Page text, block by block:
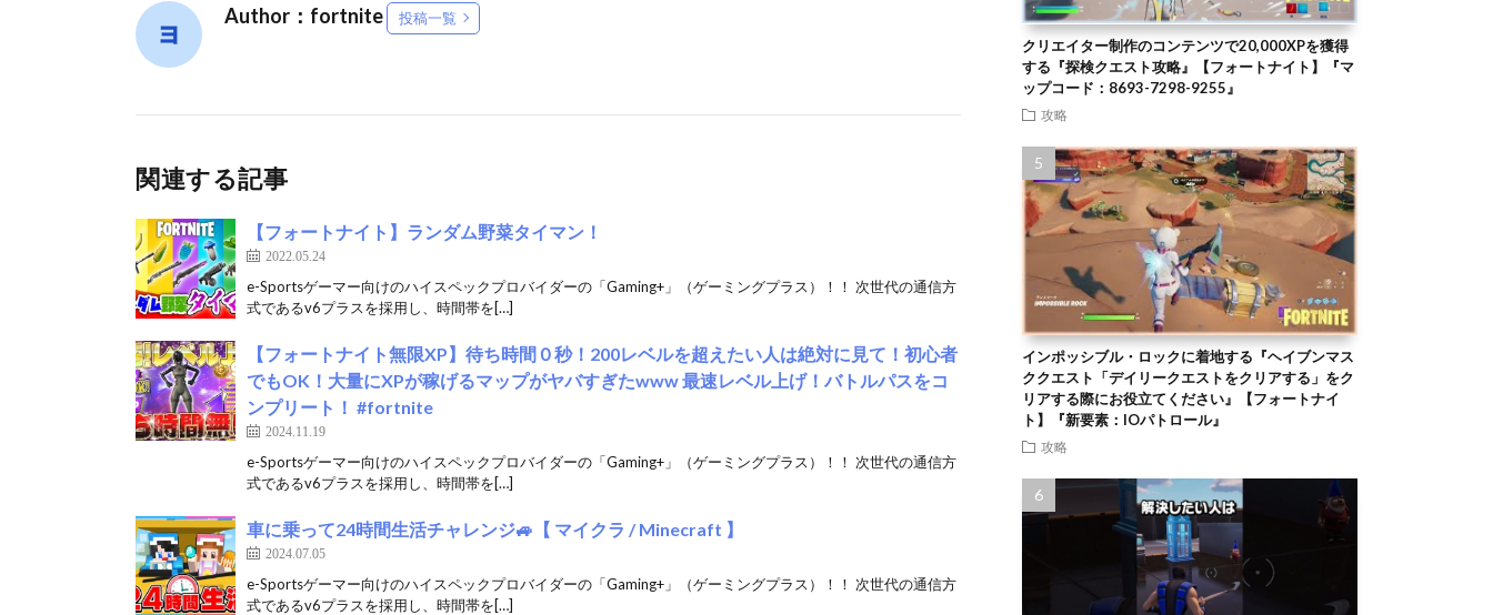
Author：fortnite 投稿一覧
関連する記事
【フォートナイト】ランダム野菜タイマン！
2022.05.24
e-Sportsゲーマー向けのハイスペックプロバイダーの「Gaming+」（ゲーミングプラス）！！ 次世代の通信方
式であるv6プラスを採用し、時間帯を[…]
【フォートナイト無限XP】待ち時間０秒！200レベルを超えたい人は絶対に見て！初心者
でもOK！大量にXPが稼げるマップがヤバすぎたwww 最速レベル上げ！バトルパスをコ
ンプリート！ #fortnite
2024.11.19
e-Sportsゲーマー向けのハイスペックプロバイダーの「Gaming+」（ゲーミングプラス）！！ 次世代の通信方
式であるv6プラスを採用し、時間帯を[…]
車に乗って24時間生活チャレンジ🚙【 マイクラ / Minecraft 】
2024.07.05
e-Sportsゲーマー向けのハイスペックプロバイダーの「Gaming+」（ゲーミングプラス）！！ 次世代の通信方
式であるv6プラスを採用し、時間帯を[…]
クリエイター制作のコンテンツで20,000XPを獲得
する『探検クエスト攻略』【フォートナイト】『マ
ップコード：8693-7298-9255』
攻略
インポッシブル・ロックに着地する『ヘイブンマス
ククエスト「デイリークエストをクリアする」をク
リアする際にお役立てください』【フォートナイ
ト】『新要素：IOパトロール』
攻略